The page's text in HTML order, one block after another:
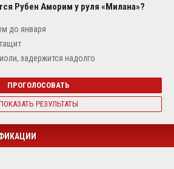
Рубен Аморим у руля «Милана»?
до января
задержится надолго
ПРОГОЛОСОВАТЬ
РЕЗУЛЬТАТЫ